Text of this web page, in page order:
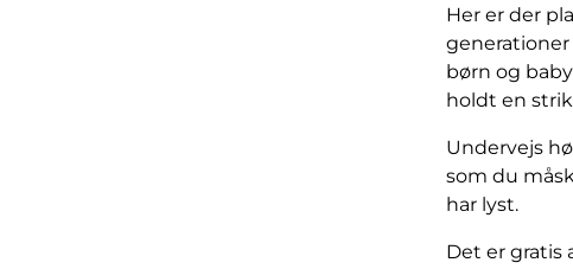
Her er der
børn og
holdt en
Undervejs
som du
har lyst.
Det er gratis